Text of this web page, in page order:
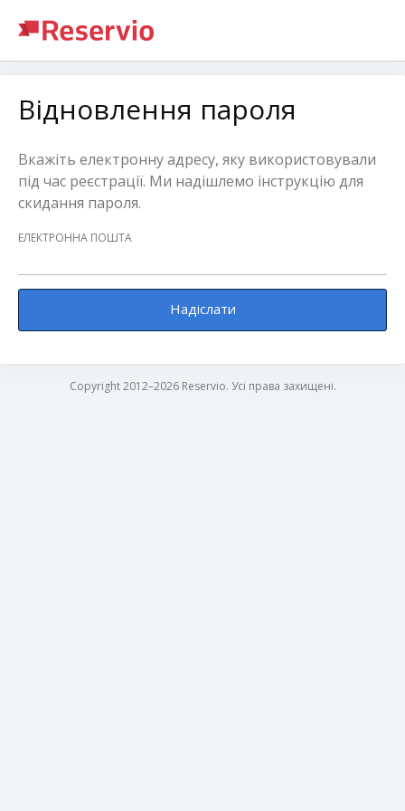
Відновлення пароля
Вкажіть електронну адресу, яку використовували
під час реєстрації. Ми надішлемо інструкцію для
скидання пароля.
ЕЛЕКТРОННА ПОШТА
Надіслати
Copyright 2012–2026 Reservio. Усі права захищені.